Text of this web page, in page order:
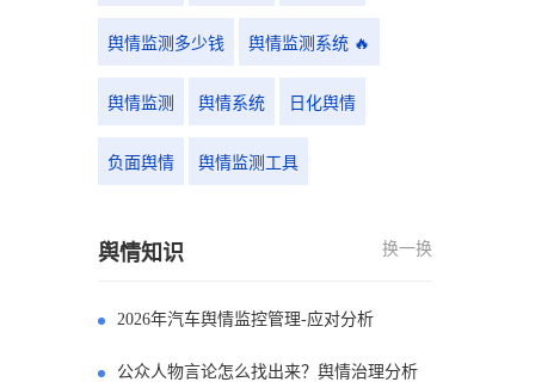
舆情监测多少钱 舆情监测系统 🔥
舆情监测 舆情系统 日化舆情
负面舆情 舆情监测工具
舆情知识 换一换
2026年汽车舆情监控管理-应对分析
公众人物言论怎么找出来？舆情治理分析